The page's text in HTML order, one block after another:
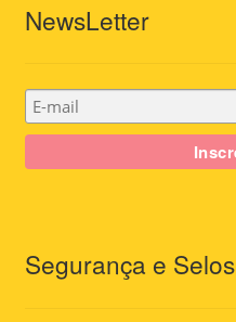
NewsLetter
Segurança e Selos